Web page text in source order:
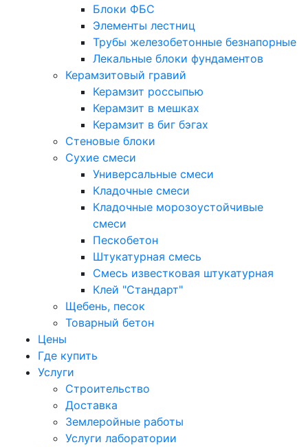
Блоки ФБС
Элементы лестниц
Трубы железобетонные безнапорные
Лекальные блоки фундаментов
Керамзитовый гравий
Керамзит россыпью
Керамзит в мешках
Керамзит в биг бэгах
Cтеновые блоки
Сухие смеси
Универсальные смеси
Кладочные смеси
Кладочные морозоустойчивые
смеси
Пескобетон
Штукатурная смесь
Смесь известковая штукатурная
Клей "Стандарт"
Щебень, песок
Товарный бетон
Цены
Где купить
Услуги
Строительство
Доставка
Землеройные работы
Услуги лаборатории